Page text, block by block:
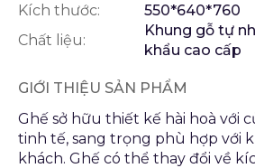
Kích thước:
550*640*760
Chất liệu:
Khung gỗ tự
khẩu cao cấp
GIỚI THIỆU SẢN PHẨM
Ghế sở hữu thiết kế hài hoà với
tinh tế, sang trọng phù hợp với
khách. Ghế có thể thay đổi về